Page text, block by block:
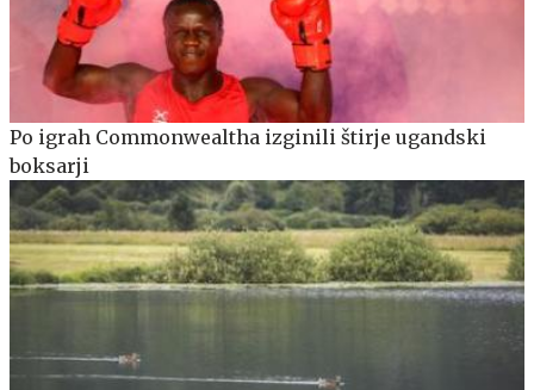
Po igrah Commonwealtha izginili štirje ugandski
boksarji